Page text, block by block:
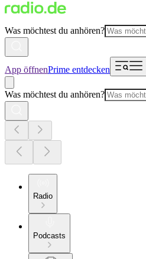
Was möchtest du anhören?
App öffnenPrime entdecken
Was möchtest du anhören?
Radio
Podcasts